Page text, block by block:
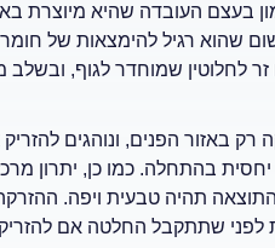
בעצם העובדה שהיא מיוצרת
שהוא רגיל להימצאות של חומר
לחלוטין שמוחדר לגוף,
רק באזור הפנים, ונוהגים
יחסית בהתחלה. כמו כן, יתרון
תהיה טבעית ויפה.
לפני שתתקבל החלטה אם